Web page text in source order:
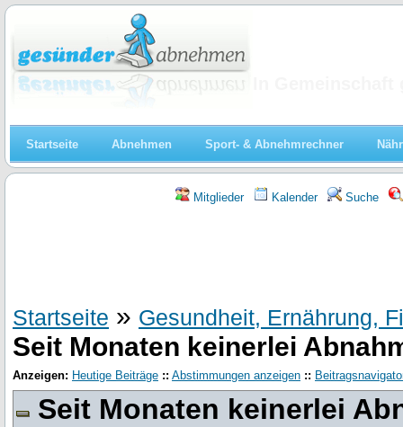
Startseite Abnehmen Sport- & Abnehmrechner
Mitglieder Kalender Suche
Startseite » Gesundheit, Ernährung,
Seit Monaten keinerlei
Anzeigen: Heutige Beiträge :: Abstimmungen anzeigen ::
Seit Monaten keinerlei